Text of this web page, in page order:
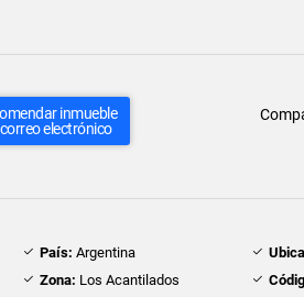
inmueble
electrónico
País: Argentina
Zona: Los Acantilados